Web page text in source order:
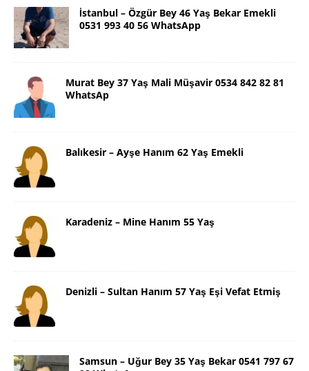
İstanbul – Özgür Bey 46 Yaş Bekar Emekli
0531 993 40 56 WhatsApp
Murat Bey 37 Yaş Mali Müşavir 0534 842 82 81
WhatsAp
Balıkesir – Ayşe Hanım 62 Yaş Emekli
Karadeniz – Mine Hanım 55 Yaş
Denizli – Sultan Hanım 57 Yaş Eşi Vefat Etmiş
Samsun – Uğur Bey 35 Yaş Bekar 0541 797 67